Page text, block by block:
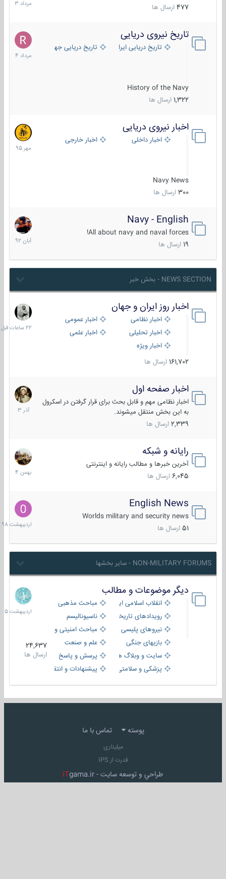
477 ارسال ها
1403
تاریخ نیروی دریایی
تاریخ دریایی ایران تاریخ دریایی جهان
History of the Navy
1,322 ارسال ها
16
مرداد
1404
اخبار نیروی دریایی
اخبار داخلی اخبار خارجی
Navy News
300 ارسال ها
27
مهر
1395
Navy - English
All about navy and naval forces!
ارسال ها
22
آبان
1392
NEWS SECTION - بخش خبر
اخبار روز ایران و جهان
اخبار نظامی
اخبار عمومی
اخبار تحلیلی
اخبار علمی
اخبار ویژه
161,702 ارسال ها
22
ساعات
قبل
اخبار صفحه اول
اخبار نظامی مهم و قابل بحث برای قرار گرفتن در اسکرول
به این بخش منتقل میشوند.
2,339 ارسال ها
7
آذر
1403
رایانه و شبکه
آخرین خبرها و مطالب رایانه و اینترنتی
6,045 ارسال ها
30
بهمن
1404
English News
Worlds military and security news
51 ارسال ها
10
1398
NON-MILITARY FORUMS - سایر بخشها
دیگر موضوعات و مطالب
انقلاب اسلامی ایران
مباحث مذهبی
رویدادهای تاریخی و مذهبیناسیونالیسم
نیروهای پلیسی
مباحث امنیتی و اطلاعاتی
بازیهای جنگی
علم و صنعت
سایت و وبلاگ ها
پرسش و پاسخ
پزشکی و سلامتی
پیشنهادات و انتقادات
24,637
ارسال ها
8
1405
پوسته تماس با ما
میلیتاری
قدرت از IPS
طراحي و توسعه سايت - iTgama.ir